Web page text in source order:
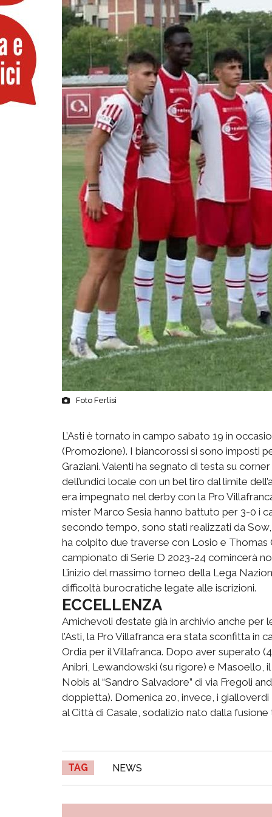
Foto Ferlisi
L’Asti è tornato in campo sabato 19 in
(Promozione). I biancorossi si sono imposti
Graziani. Valenti ha segnato di testa su
dell’undici locale con un bel tiro dal limite
era impegnato nel derby con la Pro
mister Marco Sesia hanno battuto per 3-0 i
secondo tempo, sono stati realizzati da
ha colpito due traverse con Losio e Thomas
campionato di Serie D 2023-24 comincerà
L’inizio del massimo torneo della Lega
difficoltà burocratiche legate alle iscrizioni.
ECCELLENZA
Amichevoli d’estate già in archivio anche
l’Asti, la Pro Villafranca era stata sconfitta in
Ordia per il Villafranca. Dopo aver superato
Anibri, Lewandowski (su rigore) e Masoello,
Nobis al “Sandro Salvadore” di via Fregoli
doppietta). Domenica 20, invece, i
al Città di Casale, sodalizio nato dalla
TAG NEWS